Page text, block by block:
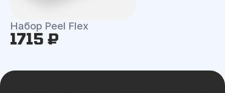
Набор Peel Flex
1715 ₽